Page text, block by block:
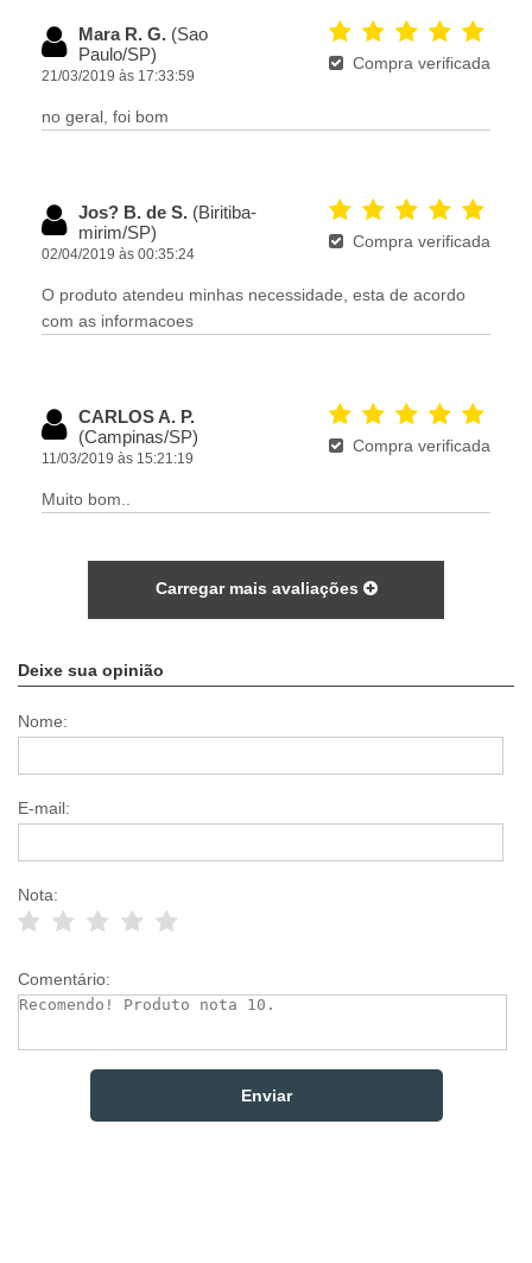
Mara R. G. (Sao
Paulo/SP)
21/03/2019 às 17:33:59
Compra verificada
no geral, foi bom
Jos? B. de S. (Biritiba-
mirim/SP)
02/04/2019 às 00:35:24
Compra verificada
O produto atendeu minhas necessidade, esta de acordo
com as informacoes
CARLOS A. P.
(Campinas/SP)
11/03/2019 às 15:21:19
Compra verificada
Muito bom..
Carregar mais avaliações
Deixe sua opinião
Nome:
E-mail:
Nota:
Comentário: